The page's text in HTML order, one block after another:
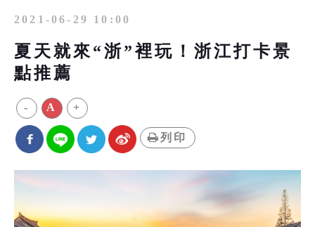
2021-06-29 10:00
夏天就來“浙”裡玩！浙江打卡景
點推薦
- A +
列印